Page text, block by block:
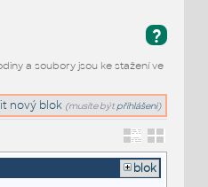
?
a soubory jsou ke stažení ve
nový blok (musíte být přihlášeni)
blok